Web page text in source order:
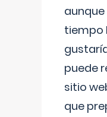
tiempo
puede
sitio
que